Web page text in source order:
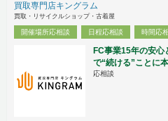
買取専門店キングラム
買取・リサイクルショップ・古着屋
開催場所応相談 日程応相談 時間応
FC事業15年の安心
で“続ける”ことに
応相談